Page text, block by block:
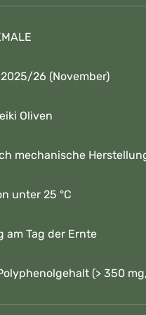
26 (November)
Oliven
mechanische
unter 25 °C
am Tag der Ernte
(> 350